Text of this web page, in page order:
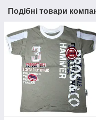
Подібні товари